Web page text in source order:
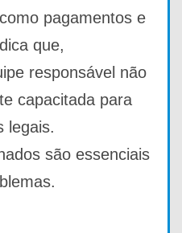
pagamentos e
que,
responsável não
capacitada para
legais.
são essenciais